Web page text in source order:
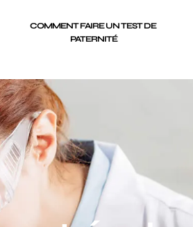
COMMENT FAIRE UN TEST DE
PATERNITÉ